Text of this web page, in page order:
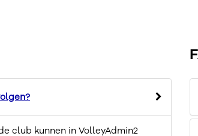
club kunnen in VolleyAdmin2